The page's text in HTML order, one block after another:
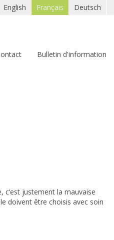
English Français Deutsch
Bulletin d'information
c’est justement la mauvaise
doivent être choisis avec soin